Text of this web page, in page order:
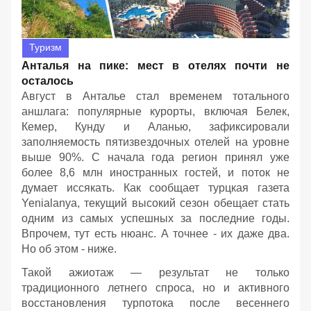
Туризм
Анталья на пике: мест в отелях почти не
осталось
Август в Анталье стал временем тотального
аншлага: популярные курорты, включая Белек,
Кемер, Кунду и Аланью, зафиксировали
заполняемость пятизвездочных отелей на уровне
выше 90%. С начала года регион принял уже
более 8,6 млн иностранных гостей, и поток не
думает иссякать. Как сообщает турцкая газета
Yenialanya, текущий высокий сезон обещает стать
одним из самых успешных за последние годы.
Впрочем, тут есть нюанс. А точнее - их даже два.
Но об этом - ниже.
Такой ажиотаж — результат не только
традиционного летнего спроса, но и активного
восстановления турпотока после весеннего